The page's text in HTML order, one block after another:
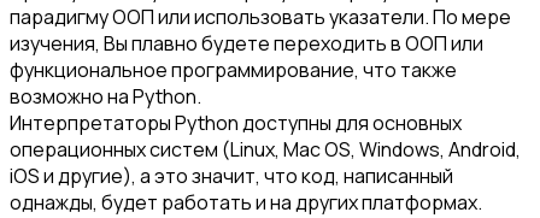
парадигму ООП или использовать указатели. По мере
изучения, Вы плавно будете переходить в ООП или
функциональное программирование, что также
возможно на Python.
Интерпретаторы Python доступны для основных
операционных систем (Linux, Mac OS, Windows, Android,
iOS и другие), а это значит, что код, написанный
однажды, будет работать и на других платформах.